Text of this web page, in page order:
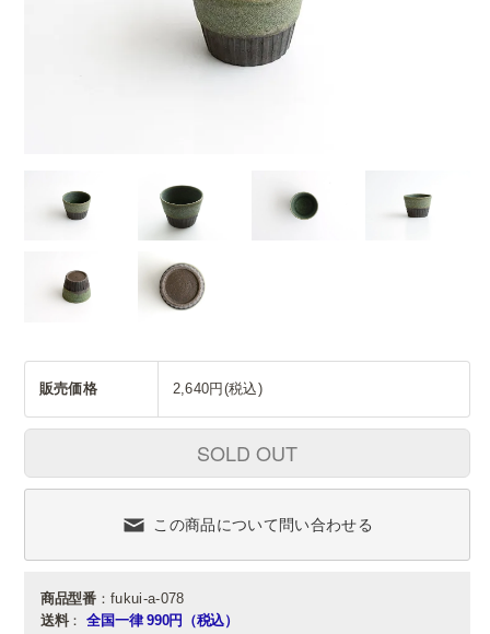
販売価格 2,640円(税込)
SOLD OUT
この商品について問い合わせる
商品型番：fukui-a-078
送料： 全国一律 990円（税込）